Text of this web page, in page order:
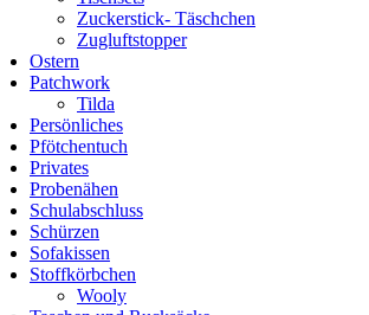
Zuckerstick- Täschchen
Zugluftstopper
Ostern
Patchwork
Tilda
Persönliches
Pfötchentuch
Privates
Probenähen
Schulabschluss
Schürzen
Sofakissen
Stoffkörbchen
Wooly